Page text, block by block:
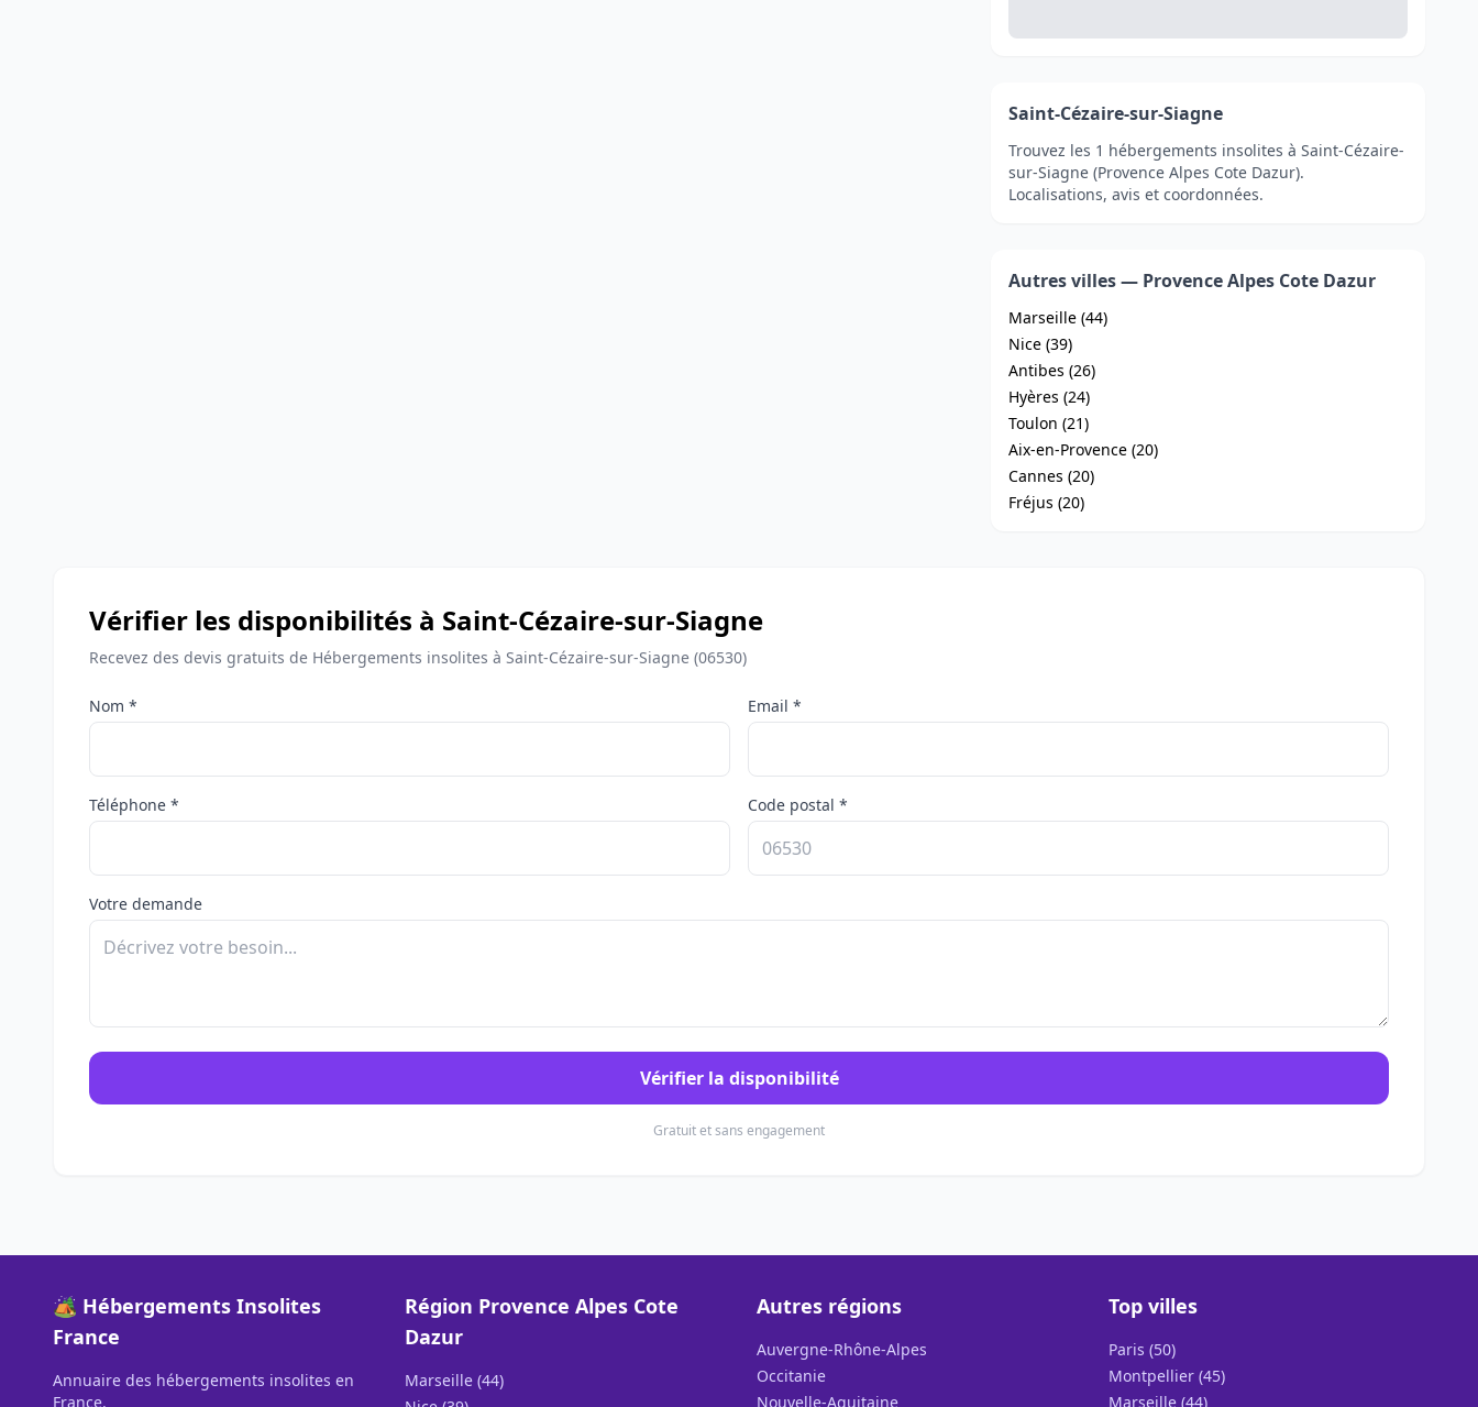
Saint-Cézaire-sur-Siagne
Trouvez les 1 hébergements insolites à Saint-Cézaire-
sur-Siagne (Provence Alpes Cote Dazur).
Localisations, avis et coordonnées.
Autres villes — Provence Alpes Cote Dazur
Marseille (44)
Nice (39)
Antibes (26)
Hyères (24)
Toulon (21)
Aix-en-Provence (20)
Cannes (20)
Fréjus (20)
Vérifier les disponibilités à Saint-Cézaire-sur-Siagne
Recevez des devis gratuits de Hébergements insolites à Saint-Cézaire-sur-Siagne (06530)
Nom * Email *
Téléphone * Code postal *
Votre demande
Vérifier la disponibilité
Gratuit et sans engagement
🏕️ Hébergements Insolites
France
Annuaire des hébergements insolites en
France.
Région Provence Alpes Cote
Dazur
Marseille (44)
Autres régions
Auvergne-Rhône-Alpes
Occitanie
Nouvelle-Aquitaine
Top villes
Paris (50)
Montpellier (45)
Marseille (44)